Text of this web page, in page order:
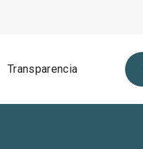
Transparencia